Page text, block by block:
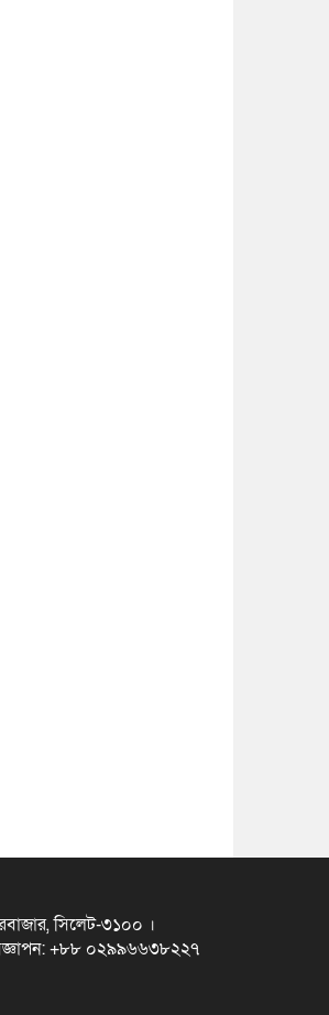
সিলেট-৩১০০ ।
+৮৮ ০২৯৯৬৬৩৮২২৭